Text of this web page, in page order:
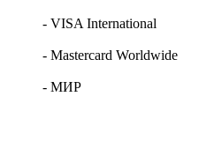
- VISA International
- Mastercard Worldwide
- МИР